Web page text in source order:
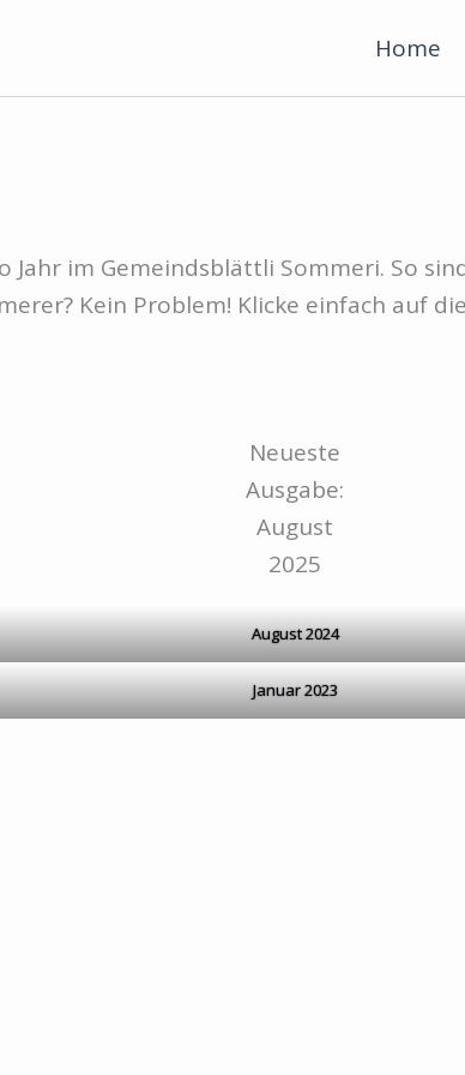
Home
Jahr im Gemeindsblättli Sommeri. So
Kein Problem! Klicke einfach auf
Neueste
Ausgabe:
August
2025
August 2024
Januar 2023